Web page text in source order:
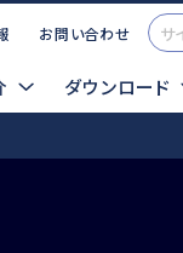
お問い合わせ
ダウンロード
覧